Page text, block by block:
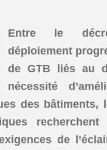
Entre le
déploiement
de GTB liés au
nécessité
des bâtiments,
recherchent
de